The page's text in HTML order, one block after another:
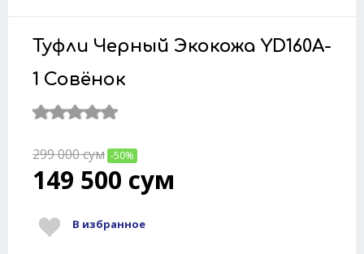
Туфли Черный Экокожа YD160A-
1 Совёнок
299 000сум -50%
149 500 сум
В избранное